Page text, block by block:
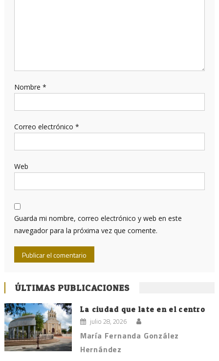
Nombre *
Correo electrónico *
Web
Guarda mi nombre, correo electrónico y web en este
navegador para la próxima vez que comente.
ÚLTIMAS PUBLICACIONES
La ciudad que late en el centro
julio 28, 2026
María Fernanda González
Hernández